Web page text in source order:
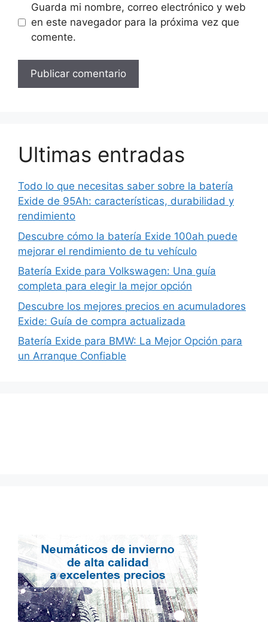
Guarda mi nombre, correo electrónico y web
en este navegador para la próxima vez que
comente.
Ultimas entradas
Todo lo que necesitas saber sobre la batería
Exide de 95Ah: características, durabilidad y
rendimiento
Descubre cómo la batería Exide 100ah puede
mejorar el rendimiento de tu vehículo
Batería Exide para Volkswagen: Una guía
completa para elegir la mejor opción
Descubre los mejores precios en acumuladores
Exide: Guía de compra actualizada
Batería Exide para BMW: La Mejor Opción para
un Arranque Confiable